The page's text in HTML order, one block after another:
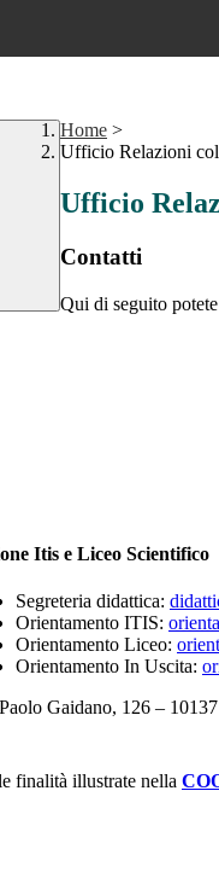
Home >
Ufficio Relazioni
Ufficio
Contatti
Qui di seguito
Itis e Liceo Scientifico
Segreteria didattica:
Orientamento ITIS:
Orientamento Liceo:
Orientamento In Uscita:
Gaidano, 126 –
finalità illustrate nella